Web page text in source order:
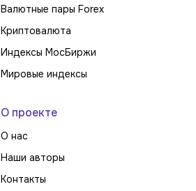
Валютные пары Forex
Криптовалюта
Индексы МосБиржи
Мировые индексы
О проекте
О нас
Наши авторы
Контакты